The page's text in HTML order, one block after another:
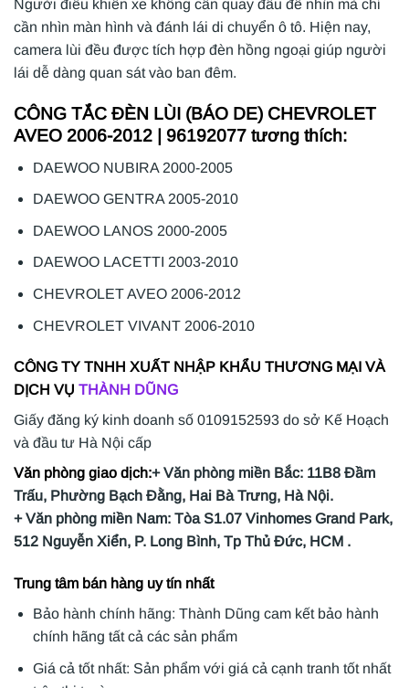
Người điều khiển xe không cần quay đầu để nhìn mà chỉ
cần nhìn màn hình và đánh lái di chuyển ô tô. Hiện nay,
camera lùi đều được tích hợp đèn hồng ngoại giúp người
lái dễ dàng quan sát vào ban đêm.
CÔNG TẮC ĐÈN LÙI (BÁO DE) CHEVROLET
AVEO 2006-2012 | 96192077 tương thích:
DAEWOO NUBIRA 2000-2005
DAEWOO GENTRA 2005-2010
DAEWOO LANOS 2000-2005
DAEWOO LACETTI 2003-2010
CHEVROLET AVEO 2006-2012
CHEVROLET VIVANT 2006-2010
CÔNG TY TNHH XUẤT NHẬP KHẨU THƯƠNG MẠI VÀ
DỊCH VỤ THÀNH DŨNG
Giấy đăng ký kinh doanh số 0109152593 do sở Kế Hoạch
và đầu tư Hà Nội cấp
Văn phòng giao dịch:+ Văn phòng miền Bắc: 11B8 Đầm
Trấu, Phường Bạch Đằng, Hai Bà Trưng, Hà Nội.
+ Văn phòng miền Nam: Tòa S1.07 Vinhomes Grand Park,
512 Nguyễn Xiển, P. Long Bình, Tp Thủ Đức, HCM .
Trung tâm bán hàng uy tín nhất
Bảo hành chính hãng: Thành Dũng cam kết bảo hành
chính hãng tất cả các sản phẩm
Giá cả tốt nhất: Sản phẩm với giá cả cạnh tranh tốt nhất